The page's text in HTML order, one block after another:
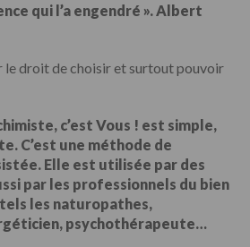
qui l’a engendré ». Albert
le droit de choisir et surtout pouvoir
c’est Vous ! est simple,
C’est une méthode de
Elle est utilisée par des
par les professionnels du bien
les naturopathes,
psychothérapeute…